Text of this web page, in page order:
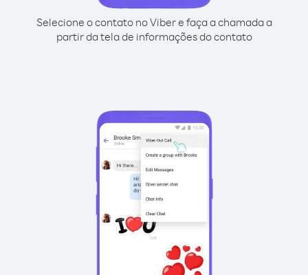
Selecione o contato no Viber e faça a chamada a
partir da tela de informações do contato